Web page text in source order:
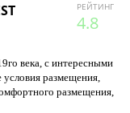
РЕЙТИНГ
4.8
века, с интересными
условия размещения,
размещения,